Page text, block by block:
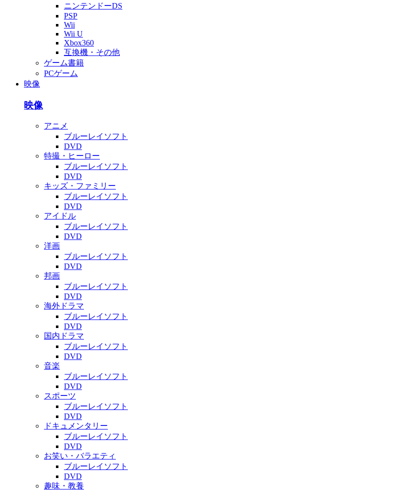
ニンテンドーDS
PSP
Wii
Wii U
Xbox360
互換機・その他
ゲーム書籍
PCゲーム
映像
映像
アニメ
ブルーレイソフト
DVD
特撮・ヒーロー
ブルーレイソフト
DVD
キッズ・ファミリー
ブルーレイソフト
DVD
アイドル
ブルーレイソフト
DVD
洋画
ブルーレイソフト
DVD
邦画
ブルーレイソフト
DVD
海外ドラマ
ブルーレイソフト
DVD
国内ドラマ
ブルーレイソフト
DVD
音楽
ブルーレイソフト
DVD
スポーツ
ブルーレイソフト
DVD
ドキュメンタリー
ブルーレイソフト
DVD
お笑い・バラエティ
ブルーレイソフト
DVD
趣味・教養